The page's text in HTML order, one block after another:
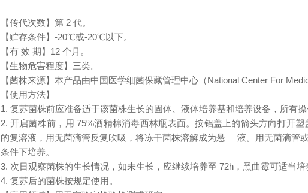
【传代次数】第 2 代。
【贮存条件】-20℃或-20℃以下。
【有 效 期】12 个月。
【生物危害程度】三类。
【菌株来源】本产品由中国医学细菌保藏管理中心（National Center For
【使用方法】
1. 复苏菌株前应准备适于该菌株生长的固体、液体培养基和培养设备，所有
2. 开启菌株前，用 75%酒精棉消毒西林瓶表面。按铝盖上的箭头方向打开
的复溶液，用无菌滴管反复吹吸，将冻干菌株溶解成为悬 液。用无菌滴管
条件下培养。
3. 次日观察菌株的生长情况，如未生长，应继续培养至 72h，黑曲霉可适当培
4. 复苏后的菌株按规定使用。